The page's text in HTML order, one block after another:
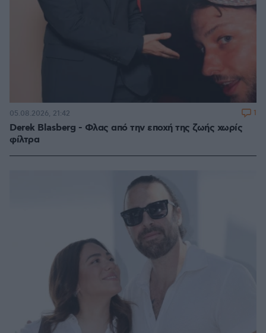
Derek Blasberg - Φλας από την εποχή της ζωής χωρίς
φίλτρα
05.08.2026, 21:42 1